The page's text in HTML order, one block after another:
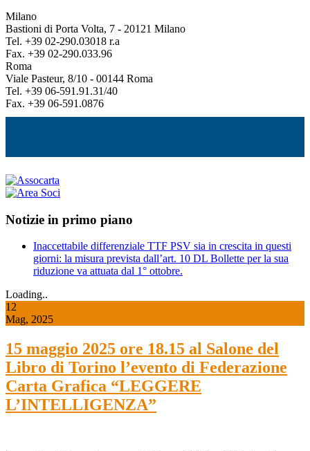
Milano
Bastioni di Porta Volta, 7 - 20121 Milano
Tel. +39 02-290.03018 r.a
Fax. +39 02-290.033.96
Roma
Viale Pasteur, 8/10 - 00144 Roma
Tel. +39 06-591.91.31/40
Fax. +39 06-591.0876
Notizie in primo piano
Inaccettabile differenziale TTF PSV sia in crescita in questi
giorni: la misura prevista dall’art. 10 DL Bollette per la sua
riduzione va attuata dal 1° ottobre.
Loading..
12
Mag, 2025
15 maggio 2025 ore 18.15 al Salone del
Libro di Torino l’evento di Federazione
Carta Grafica “LEGGERE
L’INTELLIGENZA”